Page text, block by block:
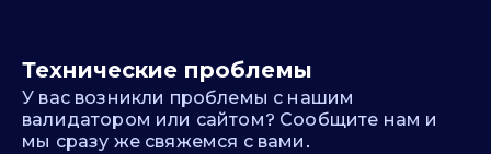
Технические проблемы
У вас возникли проблемы с нашим
валидатором или сайтом? Сообщите нам и
мы сразу же свяжемся с вами.